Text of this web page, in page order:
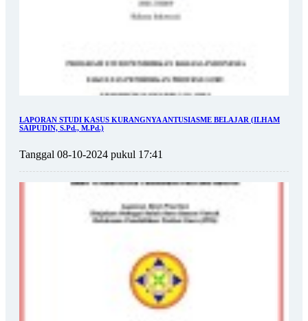
LAPORAN STUDI KASUS KURANGNYA ANTUSIASME BELAJAR (ILHAM
SAIPUDIN, S.Pd., M.Pd.)
Tanggal 08-10-2024 pukul 17:41